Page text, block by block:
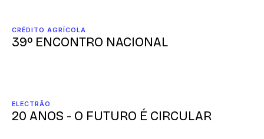
CRÉDITO AGRÍCOLA
39º ENCONTRO NACIONAL
ELECTRÃO
20 ANOS - O FUTURO É CIRCULAR